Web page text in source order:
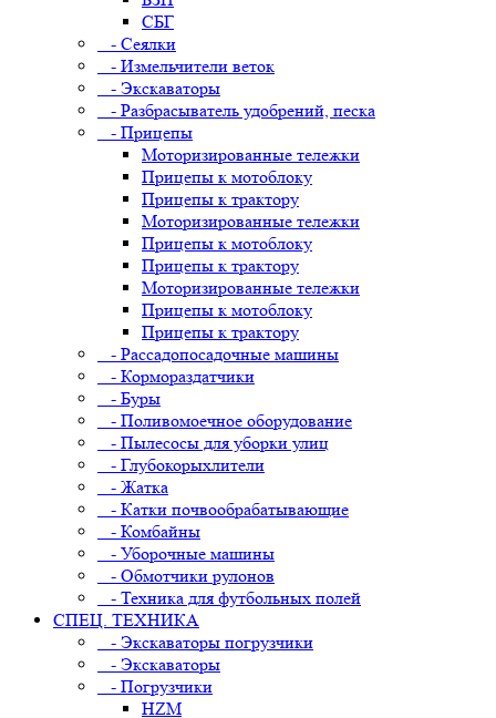
СБГ
- Сеялки
- Измельчители веток
- Экскаваторы
- Разбрасыватель удобрений, песка
- Прицепы
Моторизированные тележки
Прицепы к мотоблоку
Прицепы к трактору
Моторизированные тележки
Прицепы к мотоблоку
Прицепы к трактору
Моторизированные тележки
Прицепы к мотоблоку
Прицепы к трактору
- Рассадопосадочные машины
- Кормораздатчики
- Буры
- Поливомоечное оборудование
- Пылесосы для уборки улиц
- Глубокорыхлители
- Жатка
- Катки почвообрабатывающие
- Комбайны
- Уборочные машины
- Обмотчики рулонов
- Техника для футбольных полей
СПЕЦ. ТЕХНИКА
- Экскаваторы погрузчики
- Экскаваторы
- Погрузчики
HZM